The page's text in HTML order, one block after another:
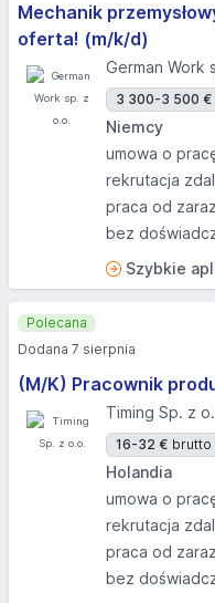
Mechanik
oferta! (m/k/d)
German Work
3 300-3 500 €
Niemcy
umowa o
rekrutacja
praca od zaraz
bez
Szybkie
(M/K) Pracownik
Timing Sp. z
16-32 € brutto
Holandia
umowa o
rekrutacja
praca od zaraz
bez
Polecana
Dodana 7 sierpnia